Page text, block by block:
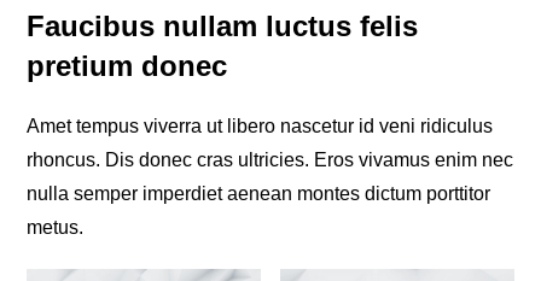
Faucibus nullam luctus felis
pretium donec
Amet tempus viverra ut libero nascetur id veni ridiculus
rhoncus. Dis donec cras ultricies. Eros vivamus enim nec
nulla semper imperdiet aenean montes dictum porttitor
metus.